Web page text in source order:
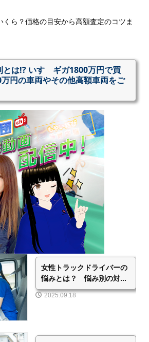
女性トラックドライバーの
悩みとは？ 悩み別の対...
2025.09.18
くら？価格の目安から高額査定のコツま
とは!? いすゞギガ1800万円で買
円の車両やその他高額車両をご